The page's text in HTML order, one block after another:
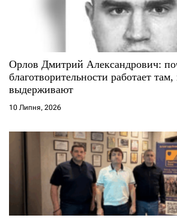
Орлов Дмитрий Александрович:
благотворительности работает там,
выдерживают
10 Липня, 2026